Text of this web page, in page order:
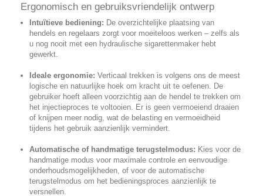
Ergonomisch en gebruiksvriendelijk ontwerp
Intuïtieve bediening: De overzichtelijke plaatsing van
hendels en regelaars zorgt voor moeiteloos werken – zelfs als
u nog nooit met een hydraulische sigarettenmaker hebt
gewerkt.
Ideale ergonomie: Verticaal trekken is volgens ons de meest
logische en natuurlijke hoek om kracht uit te oefenen. De
gebruiker hoeft alleen voorzichtig aan de hendel te trekken om
het injectieproces te voltooien. Er is geen vermoeiend draaien
of knijpen meer nodig, wat de belasting en vermoeidheid
tijdens het gebruik aanzienlijk vermindert.
Automatische of handmatige terugstelmodus: Kies voor de
handmatige modus voor maximale controle en eenvoudige
onderhoudsmogelijkheden, of voor de automatische
terugstelmodus om het bedieningsproces aanzienlijk te
versnellen.